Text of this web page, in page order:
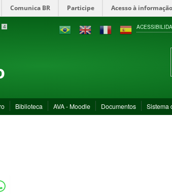
Comunica BR Participe Acesso à informação
4
Biblioteca AVA - Moodle Documentos Sistema